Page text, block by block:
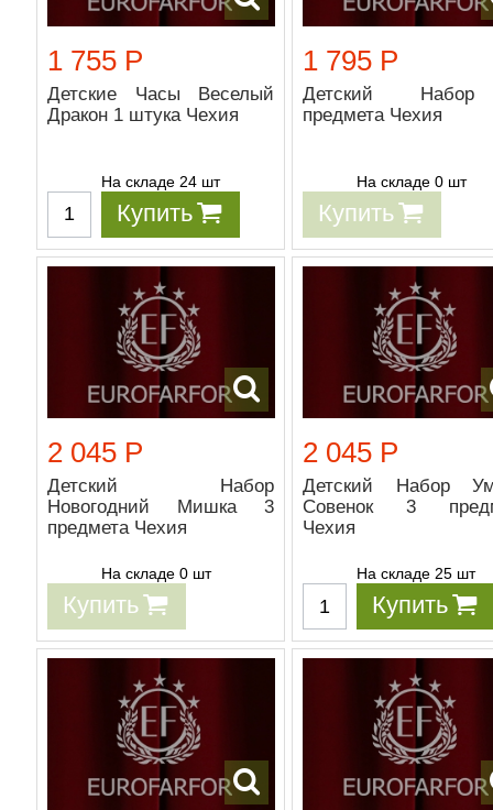
1 755 Р
Детские Часы Веселый
Дракон 1 штука Чехия
На складе 24 шт
Купить
1 795 Р
Детский
предмета Чехия
На складе 0 шт
Купить
2 045 Р
Детский Набор
Новогодний Мишка 3
предмета Чехия
На складе 0 шт
Купить
2 045 Р
Детский Набор
Совенок 3
Чехия
На складе 25 шт
Купить